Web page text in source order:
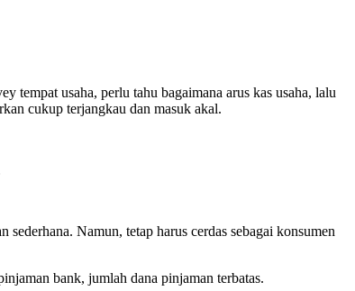
tempat usaha, perlu tahu bagaimana arus kas usaha, lalu
cukup terjangkau dan masuk akal.
Namun, tetap harus cerdas sebagai konsumen
bank, jumlah dana pinjaman terbatas.